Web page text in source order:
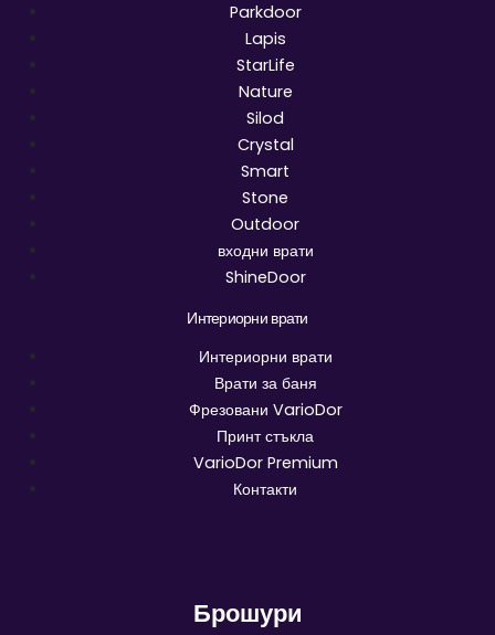
Parkdoor
Lapis
StarLife
Nature
Silod
Crystal
Smart
Stone
Outdoor
входни врати
ShineDoor
Интериорни врати
Интериорни врати
Врати за баня
Фрезовани VarioDor
Принт стъкла
VarioDor Premium
Контакти
Брошури